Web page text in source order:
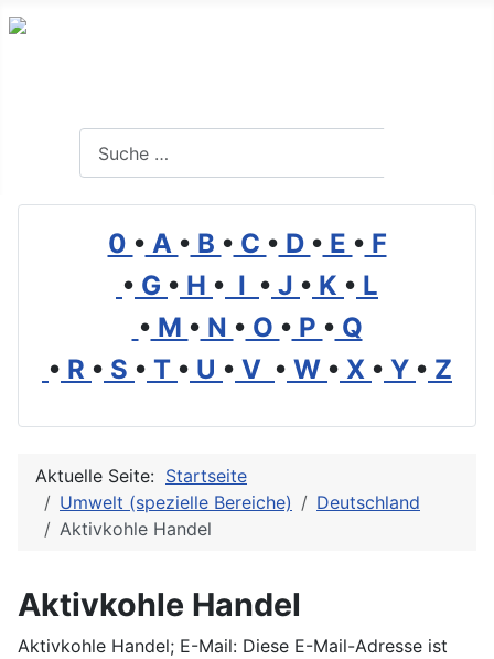
0 • A • B • C • D • E • F
• G • H • I • J • K • L
• M • N • O • P • Q
• R • S • T • U • V • W • X • Y • Z
Aktuelle Seite: Startseite
Umwelt (spezielle Bereiche)
Deutschland
Aktivkohle Handel
Aktivkohle Handel
Aktivkohle Handel; E-Mail: Diese E-Mail-Adresse ist